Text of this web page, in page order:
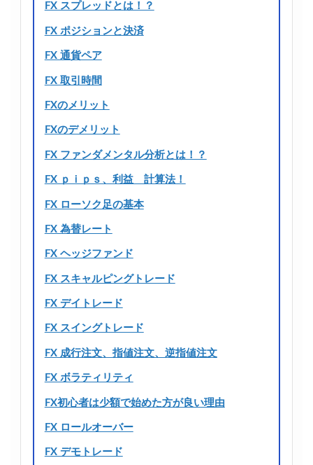
FX スプレッドとは！？
FX ポジションと決済
FX 通貨ペア
FX 取引時間
FXのメリット
FXのデメリット
FX ファンダメンタル分析とは！？
FX ｐｉｐｓ、利益 計算法！
FX ローソク足の基本
FX 為替レート
FX ヘッジファンド
FX スキャルピングトレード
FX デイトレード
FX スイングトレード
FX 成行注文、指値注文、逆指値注文
FX ボラティリティ
FX初心者は少額で始めた方が良い理由
FX ロールオーバー
FX デモトレード